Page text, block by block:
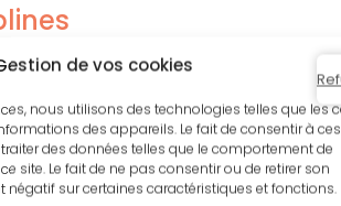
de vos cookies
nous utilisons des technologies telles que les
des appareils. Le fait de consentir à ces
des données telles que le comportement de
site. Le fait de ne pas consentir ou de retirer son
sur certaines caractéristiques et fonctions.
de professeur de danse
disciplines :